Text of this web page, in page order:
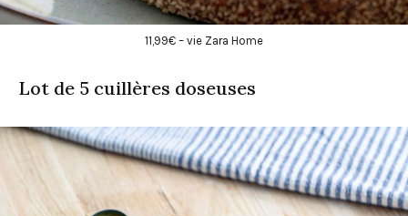
11,99€ – vie Zara Home
Lot de 5 cuillères doseuses